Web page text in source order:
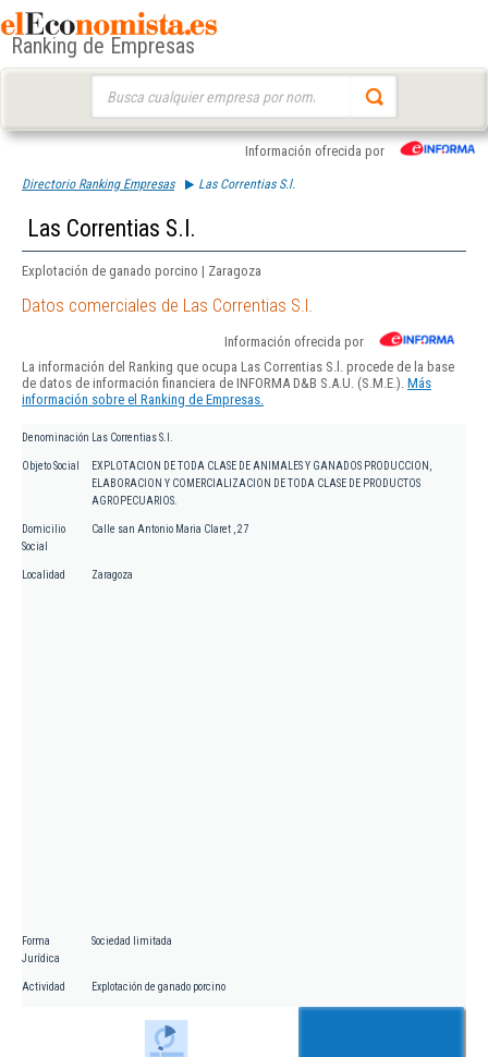
Ranking de Empresas
Información ofrecida por
Directorio Ranking Empresas Las Correntias S.l.
Las Correntias S.l.
Explotación de ganado porcino | Zaragoza
Datos comerciales de Las Correntias S.l.
Información ofrecida por
La información del Ranking que ocupa Las Correntias S.l. procede de la base
de datos de información financiera de INFORMA D&B S.A.U. (S.M.E.). Más
información sobre el Ranking de Empresas.
Denominación Las Correntias S.l.
Objeto Social
EXPLOTACION DE TODA CLASE DE ANIMALES Y GANADOS PRODUCCION,
ELABORACION Y COMERCIALIZACION DE TODA CLASE DE PRODUCTOS
AGROPECUARIOS.
Domicilio
Social
Calle san Antonio Maria Claret , 27
Localidad Zaragoza
Forma
Jurídica
Sociedad limitada
Actividad Explotación de ganado porcino